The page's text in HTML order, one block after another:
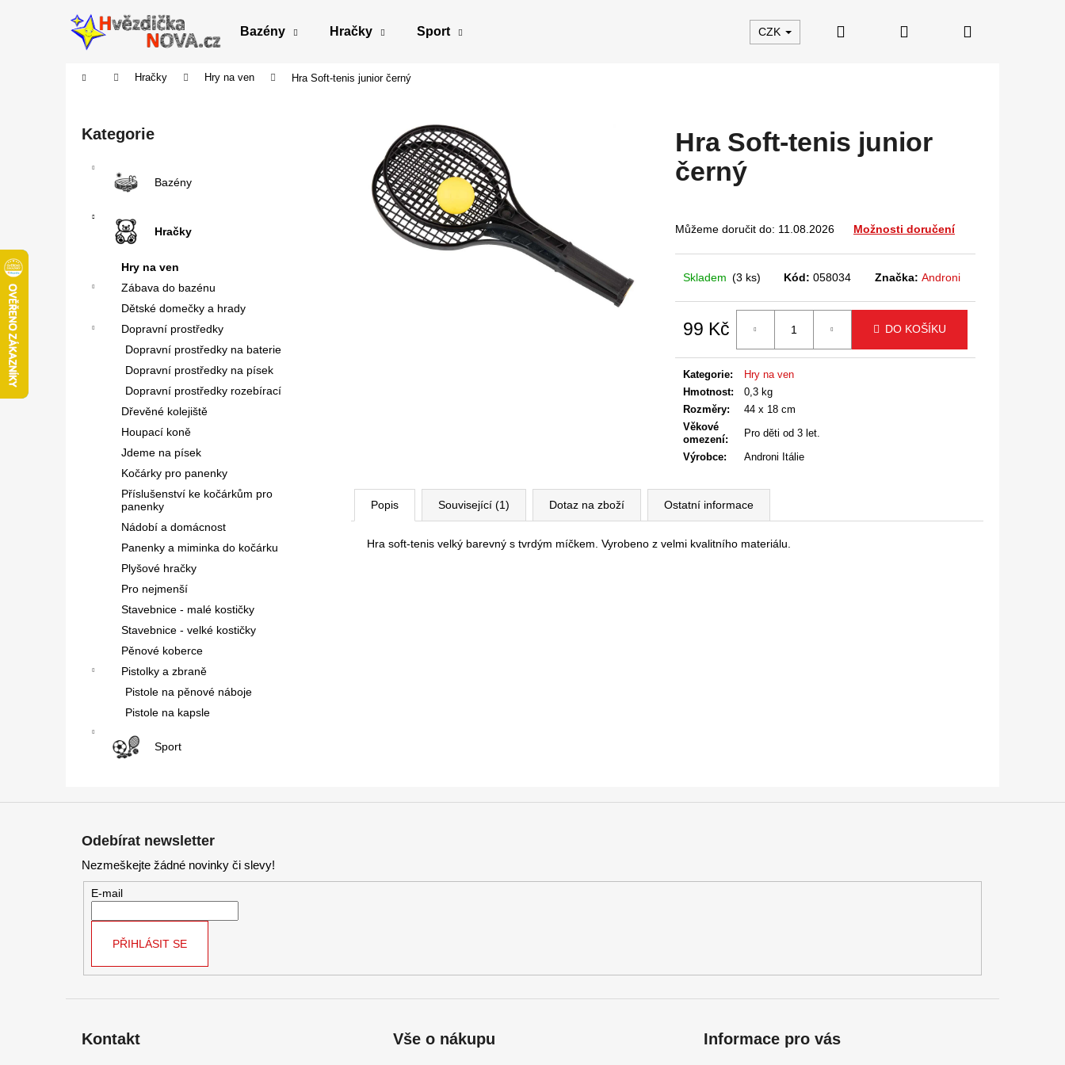
Bazény Hračky Sport CZK Hledat PřihlášeníNákupní
Domů Hračky Hry na ven Hra Soft-tenis junior černý
Přeskočit
kategorie
Kategorie
Bazény
Hračky
Hry na ven
Zábava do bazénu
Dětské domečky a hrady
Dopravní prostředky
Dopravní prostředky na baterie
Dopravní prostředky na písek
Dopravní prostředky rozebírací
Dřevěné kolejiště
Houpací koně
Jdeme na písek
Kočárky pro panenky
Příslušenství ke kočárkům pro
panenky
Nádobí a domácnost
Panenky a miminka do kočárku
Plyšové hračky
Pro nejmenší
Stavebnice - malé kostičky
Stavebnice - velké kostičky
Pěnové koberce
Pistolky a zbraně
Pistole na pěnové náboje
Pistole na kapsle
Sport
Hra Soft-tenis junior
černý
Můžeme doručit do: 11.08.2026 Možnosti doručení
Skladem (3 ks) Kód: 058034 Značka: Androni
99 Kč
cena:
DO KOŠÍKU
Kategorie:
Hry na ven
Hmotnost:
0,3 kg
Rozměry:
44 x 18 cm
Věkové
omezení:
Pro děti od 3 let.
Výrobce: Androni Itálie
Popis Související (1) Dotaz na zboží Ostatní informace
Hra soft-tenis velký barevný s tvrdým míčkem. Vyrobeno z velmi kvalitního materiálu.
Zpět
Zpět
Co potřebujete najít?
Doporučujeme
Odebírat newsletter
Nezmeškejte žádné novinky či slevy!
E-mail
PŘIHLÁSIT SE
Kontakt Vše o nákupu Informace pro vás